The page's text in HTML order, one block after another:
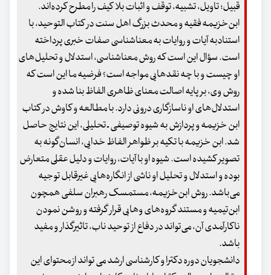
قبیل؛ تاویل، تشبیه، توقف و اثبات بلا کیف را مطرح کرده‌اند.
ابن‌خزیمه فقیه و محدث بزرگ اهل سنت در کتاب التوحید، با
استنادبه آیات و روایات به معنا‌‌شناسی صفات خبری پرداخته
است. سؤال این است که روش معناشناسی، استدلال‌ و تحلیل‌های
او چیست و با چه نقدهایی مواجه است؟ فرضیه ما این است که
روش وی، بر پایه اصالت معنای ظاهری الفاظ بنا شده و
استدلال‌های او ناسازگاری درونی دارد. با مطالعه و کاوش در کتاب
ابن‌ خزیمه و پردازش به شیوه توصیفی ـ تحلیلی، این نتایج حاصل
شد. ابن خزیمه با تکیه بر ظواهر الفاظ خدایی، انسان‌گونه به
تصویر کشیده است. شیوه او با آیات، روایات و دلیل عقلی متعارض
بوده و استد‌لال‌ و تحلیل‌ او ناشی از انگاره‌هایی غیرقابل توجیه
می‌باشد. روش ابن‌خزیمه، مستمسک رهبران سلفی همچون
ابن‌تیمیه و مستند گروه‌های وهابی قرار گرفته و روشن نمودن
ناکارآمدی آن، می‌تواند در دفاع از توحید ناب، تاثیرگذار و مفید
باشد.
دانشجویان دوره دکترا و کارشناسی ارشد می تواند از محتوای این